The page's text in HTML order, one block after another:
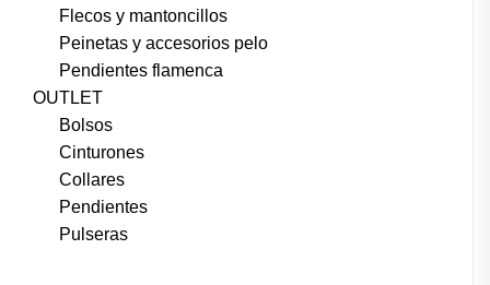
Flecos y mantoncillos
Peinetas y accesorios pelo
Pendientes flamenca
OUTLET
Bolsos
Cinturones
Collares
Pendientes
Pulseras